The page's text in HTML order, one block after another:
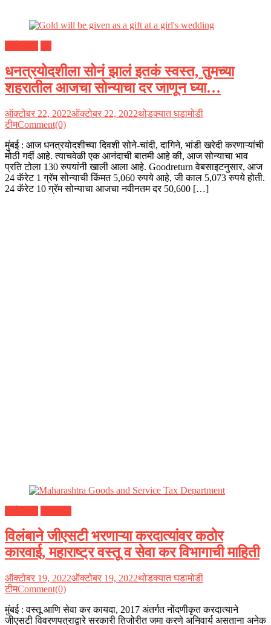
धनत्रयोदशीला सोनं झालं इतकं स्वस्त, तुमच्या
शहरातील आजचा सोन्याचा दर जाणून घ्या…
ऑक्टोबर 22, 2022ऑक्टोबर 22, 2022थोडक्यात घडामोडी
टीमComment(0)
मुंबई : आज धनत्रयोदशीच्या दिवशी सोने-चांदी, दागिने, भांडी खरेदी करणाऱ्यांची
मोठी गर्दी आहे. त्याचवेळी एक आनंदाची बातमी आहे की, आज सोन्याचा भाव
प्रति टोला 130 रुपयांनी खाली आला आहे. Goodreturn वेबसाइटनुसार, आज
24 कॅरेट 1 ग्रॅम सोन्याची किंमत 5,060 रुपये आहे, जी काल 5,073 रुपये होती.
24 कॅरेट 10 ग्रॅम सोन्याचा आजचा नवीनतम दर 50,600 […]
विलंबाने जीएसटी भरणाऱ्या करदात्यांवर कठोर
कारवाई, महाराष्ट्र वस्तू व सेवा कर विभागाची माहिती
ऑक्टोबर 19, 2022ऑक्टोबर 19, 2022थोडक्यात घडामोडी
टीमComment(0)
मुंबई : वस्तू आणि सेवा कर कायदा, 2017 अंतर्गत नोंदणीकृत करदात्याने
जीएसटी विवरणपत्राद्वारे सरकारी तिजोरीत जमा करणे अनिवार्य असताना अनेक